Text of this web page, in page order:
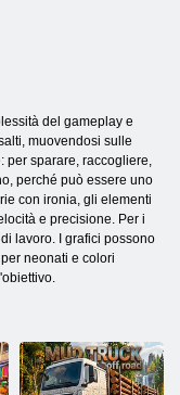
del gameplay e
muovendosi sulle
sparare, raccogliere,
perché può essere uno
con ironia, gli elementi
e precisione. Per i
lavoro. I grafici possono
neonati e colori